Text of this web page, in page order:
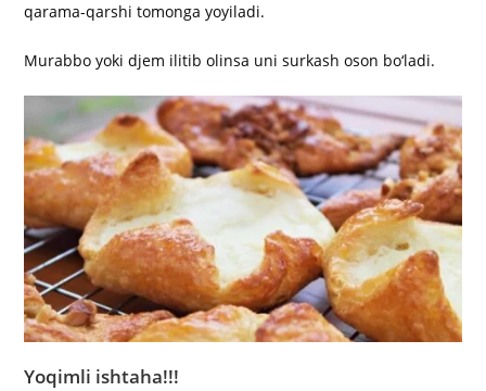
qarama-qarshi tomonga yoyiladi.
Murabbo yoki djem ilitib olinsa uni surkash oson bo‘ladi.
Yoqimli ishtaha!!!